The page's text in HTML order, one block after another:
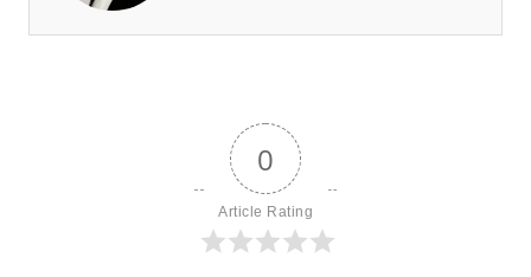
0
Article Rating